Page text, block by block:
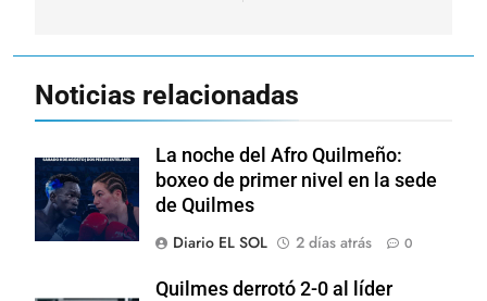
Noticias relacionadas
La noche del Afro Quilmeño:
boxeo de primer nivel en la sede
de Quilmes
Diario EL SOL
2 días atrás 0
Quilmes derrotó 2-0 al líder